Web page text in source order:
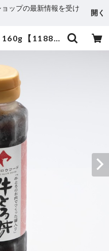
ップの最新情報を受け
開く
牛とろ丼のたれ 160g【11880002】 | おうちDULBAR